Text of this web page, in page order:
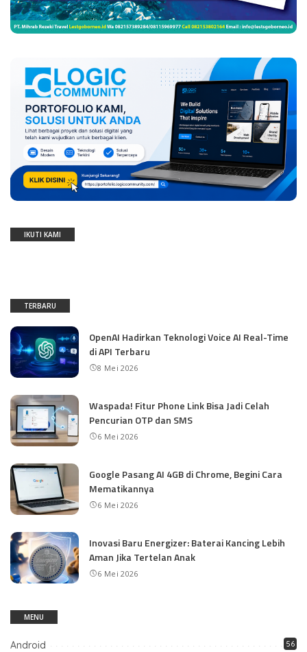
IKUTI KAMI
TERBARU
OpenAI Hadirkan Teknologi Voice AI Real-Time
di API Terbaru
8 Mei 2026
Waspada! Fitur Phone Link Bisa Jadi Celah
Pencurian OTP dan SMS
6 Mei 2026
Google Pasang AI 4GB di Chrome, Begini Cara
Mematikannya
6 Mei 2026
Inovasi Baru Energizer: Baterai Kancing Lebih
Aman Jika Tertelan Anak
6 Mei 2026
MENU
Android 56